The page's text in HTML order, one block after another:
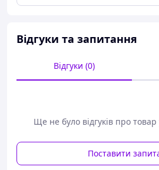
Споживана потужність 100 Вт
Відгуки та запитання
Відгуки (0)
Ще не було відгуків про
Поставити